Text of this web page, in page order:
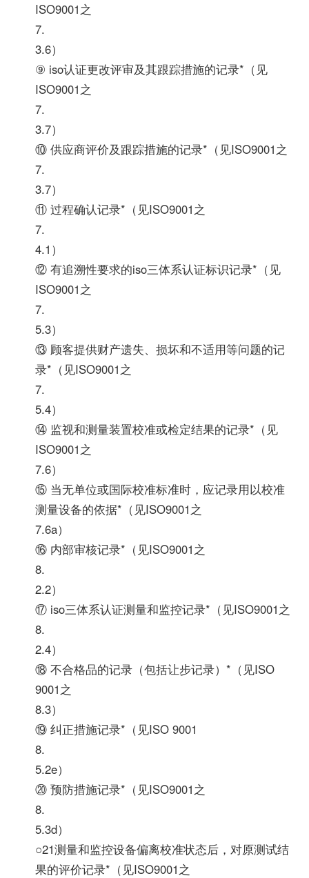
ISO9001之
7.
3.6）
⑨ iso认证更改评审及其跟踪措施的记录*（见
ISO9001之
7.
3.7）
⑩ 供应商评价及跟踪措施的记录*（见ISO9001之
7.
3.7）
⑪ 过程确认记录*（见ISO9001之
7.
4.1）
⑫ 有追溯性要求的iso三体系认证标识记录*（见
ISO9001之
7.
5.3）
⑬ 顾客提供财产遗失、损坏和不适用等问题的记
录*（见ISO9001之
7.
5.4）
⑭ 监视和测量装置校准或检定结果的记录*（见
ISO9001之
7.6）
⑮ 当无单位或国际校准标准时，应记录用以校准
测量设备的依据*（见ISO9001之
7.6a）
⑯ 内部审核记录*（见ISO9001之
8.
2.2）
⑰ iso三体系认证测量和监控记录*（见ISO9001之
8.
2.4）
⑱ 不合格品的记录（包括让步记录）*（见ISO
9001之
8.3）
⑲ 纠正措施记录*（见ISO 9001
8.
5.2e）
⑳ 预防措施记录*（见ISO9001之
8.
5.3d）
○21测量和监控设备偏离校准状态后，对原测试结
果的评价记录*（见ISO9001之